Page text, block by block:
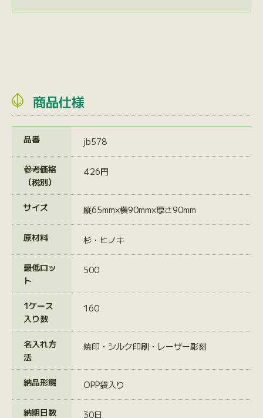
商品仕様
品番 jb578
参考価格
（税別）
426円
サイズ 縦65mm×横90mm×厚さ90mm
原材料 杉・ヒノキ
最低ロッ
ト
500
1ケース
入り数
160
名入れ方
法
焼印・シルク印刷・レーザー彫刻
納品形態 OPP袋入り
納期日数
30日